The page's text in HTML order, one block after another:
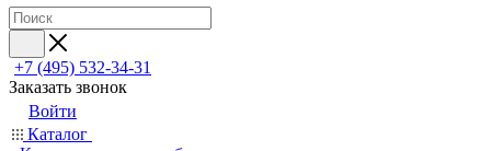
+7 (495) 532‑34‑31
Заказать звонок
Войти
Каталог